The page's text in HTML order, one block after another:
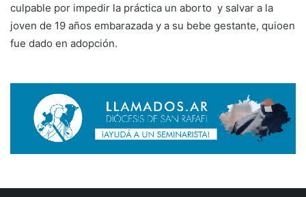
culpable por impedir la práctica un aborto y salvar a la
joven de 19 años embarazada y a su bebe gestante, quioen
fue dado en adopción.